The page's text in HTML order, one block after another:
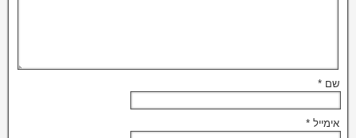
שם *
אימייל *